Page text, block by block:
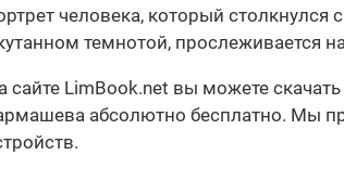
человека, который
темнотой, прослеживается
сайте LimBook.net вы можете
абсолютно бесплатно. Мы